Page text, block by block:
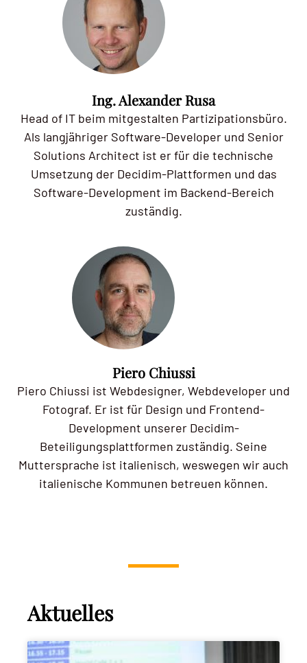
Ing. Alexander Rusa
Head of IT beim mitgestalten Partizipationsbüro.
Als langjähriger Software-Developer und Senior
Solutions Architect ist er für die technische
Umsetzung der Decidim-Plattformen und das
Software-Development im Backend-Bereich
zuständig.
Piero Chiussi
Piero Chiussi ist Webdesigner, Webdeveloper und
Fotograf. Er ist für Design und Frontend-
Development unserer Decidim-
Beteiligungsplattformen zuständig. Seine
Muttersprache ist italienisch, weswegen wir auch
italienische Kommunen betreuen können.
Aktuelles